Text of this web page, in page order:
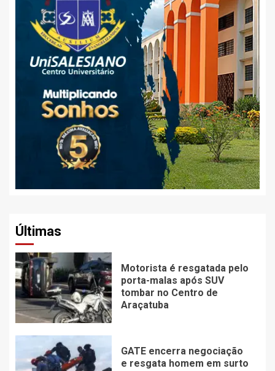
Últimas
Motorista é resgatada pelo
porta-malas após SUV
tombar no Centro de
Araçatuba
GATE encerra negociação
e resgata homem em surto